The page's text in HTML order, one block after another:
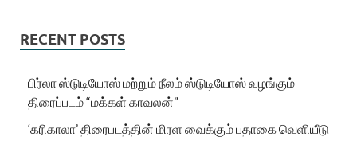
RECENT POSTS
பிர்லா ஸ்டுடியோஸ் மற்றும் நீலம் ஸ்டுடியோஸ் வழங்கும்
திரைப்படம் “மக்கள் காவலன்”
‘கரிகாலா’ திரைபடத்தின் மிரள வைக்கும் பதாகை வெளியீடு